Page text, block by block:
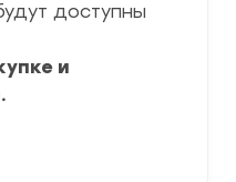
доступны
и